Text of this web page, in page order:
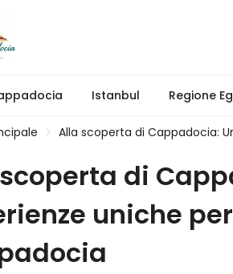
Istanbul Regione
Alla scoperta di Cappadocia:
di
uniche